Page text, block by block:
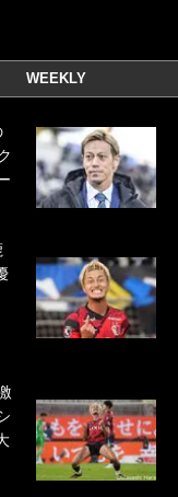
WEEKLY